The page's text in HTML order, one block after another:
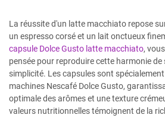
La réussite d'un latte macchiato repose
un espresso corsé et un lait onctueux
capsule Dolce Gusto latte macchiato,
pensée pour reproduire cette harmonie
simplicité. Les capsules sont
machines Nescafé Dolce Gusto,
optimale des arômes et une texture
valeurs nutritionnelles témoignent de la